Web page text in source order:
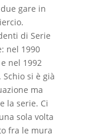
gare in
di Serie
nel 1990
nel 1992
si è già
ma
la serie. Ci
sola volta
fra le mura